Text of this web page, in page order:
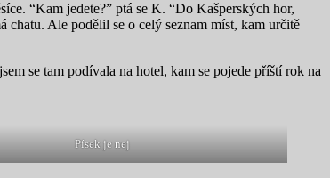
“Kam jedete?” ptá se K. “Do Kašperských hor,
chatu. Ale podělil se o celý seznam míst, kam určitě
se tam podívala na hotel, kam se pojede příští rok na
Písek je nej